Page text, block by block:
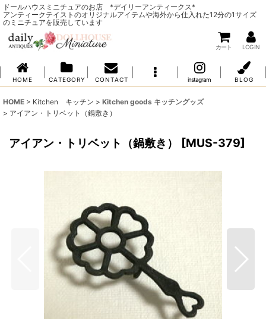
ドールハウスミニチュアのお店 *デイリーアンティークス*
アンティークテイストのオリジナルアイテムや海外から仕入れた12分の1サイズ
のミニチュアを販売しています
カート LOG IN
H O M E C A T E G O R Y C O N T A C T instagram B L O G
HOME > Kitchen キッチン > Kitchen goods キッチングッズ
> アイアン・トリベット（鍋敷き）
アイアン・トリベット（鍋敷き） [MUS-379]